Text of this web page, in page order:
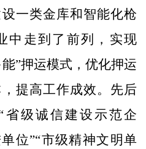
一类金库和智能化枪
中走到了前列，实现
”押运模式，优化押运
提高工作成效。先后
级诚信建设示范企
位”“市级精神文明单